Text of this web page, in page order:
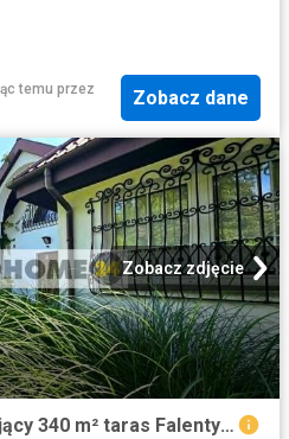
temu przez
Zobacz dane
Zobacz zdjęcie
Wynajmę dom wolnostojący 340 m² taras Falenty Nowe